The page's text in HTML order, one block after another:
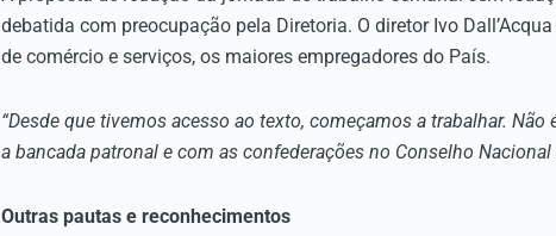
debatida com preocupação pela Diretoria. O diretor Ivo
de comércio e serviços, os maiores empregadores do País.
“Desde que tivemos acesso ao texto, começamos a trabalhar.
a bancada patronal e com as confederações no Conselho Nacional
Outras pautas e reconhecimentos